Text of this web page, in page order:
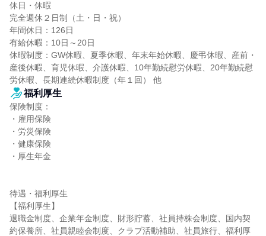
休日・休暇
完全週休２日制（土・日・祝）
年間休日：126日
有給休暇：10日～20日
休暇制度：GW休暇、夏季休暇、年末年始休暇、慶弔休暇、産前・
産後休暇、育児休暇、介護休暇、10年勤続慰労休暇、20年勤続慰
労休暇、長期連続休暇制度（年１回） 他
福利厚生
保険制度：
・雇用保険
・労災保険
・健康保険
・厚生年金
待遇・福利厚生
【福利厚生】
退職金制度、企業年金制度、財形貯蓄、社員持株会制度、国内契
約保養所、社員親睦会制度、クラブ活動補助、社員旅行、福利厚